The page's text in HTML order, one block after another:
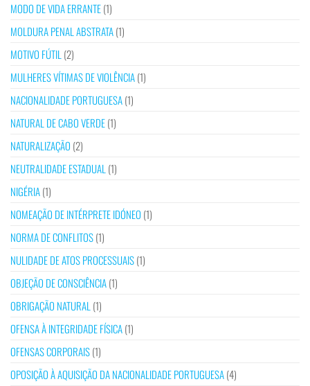
MODO DE VIDA ERRANTE(1)
MOLDURA PENAL ABSTRATA(1)
MOTIVO FÚTIL (2)
MULHERES VÍTIMAS DE VIOLÊNCIA(1)
NACIONALIDADE PORTUGUESA(1)
NATURAL DE CABO VERDE(1)
NATURALIZAÇÃO (2)
NEUTRALIDADE ESTADUAL (1)
NIGÉRIA(1)
NOMEAÇÃO DE INTÉRPRETE IDÓNEO (1)
NORMA DE CONFLITOS(1)
NULIDADE DE ATOS PROCESSUAIS(1)
OBJEÇÃO DE CONSCIÊNCIA(1)
OBRIGAÇÃO NATURAL (1)
OFENSA À INTEGRIDADE FÍSICA(1)
OFENSAS CORPORAIS(1)
OPOSIÇÃO À AQUISIÇÃO DA NACIONALIDADE PORTUGUESA(4)